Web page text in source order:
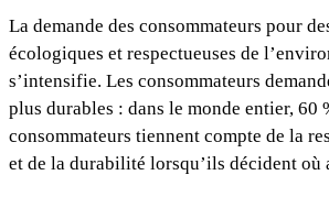
La demande des consommateurs pour
écologiques et respectueuses de
s’intensifie. Les consommateurs
plus durables : dans le monde entier, 60
consommateurs tiennent compte de la
et de la durabilité lorsqu’ils décident où